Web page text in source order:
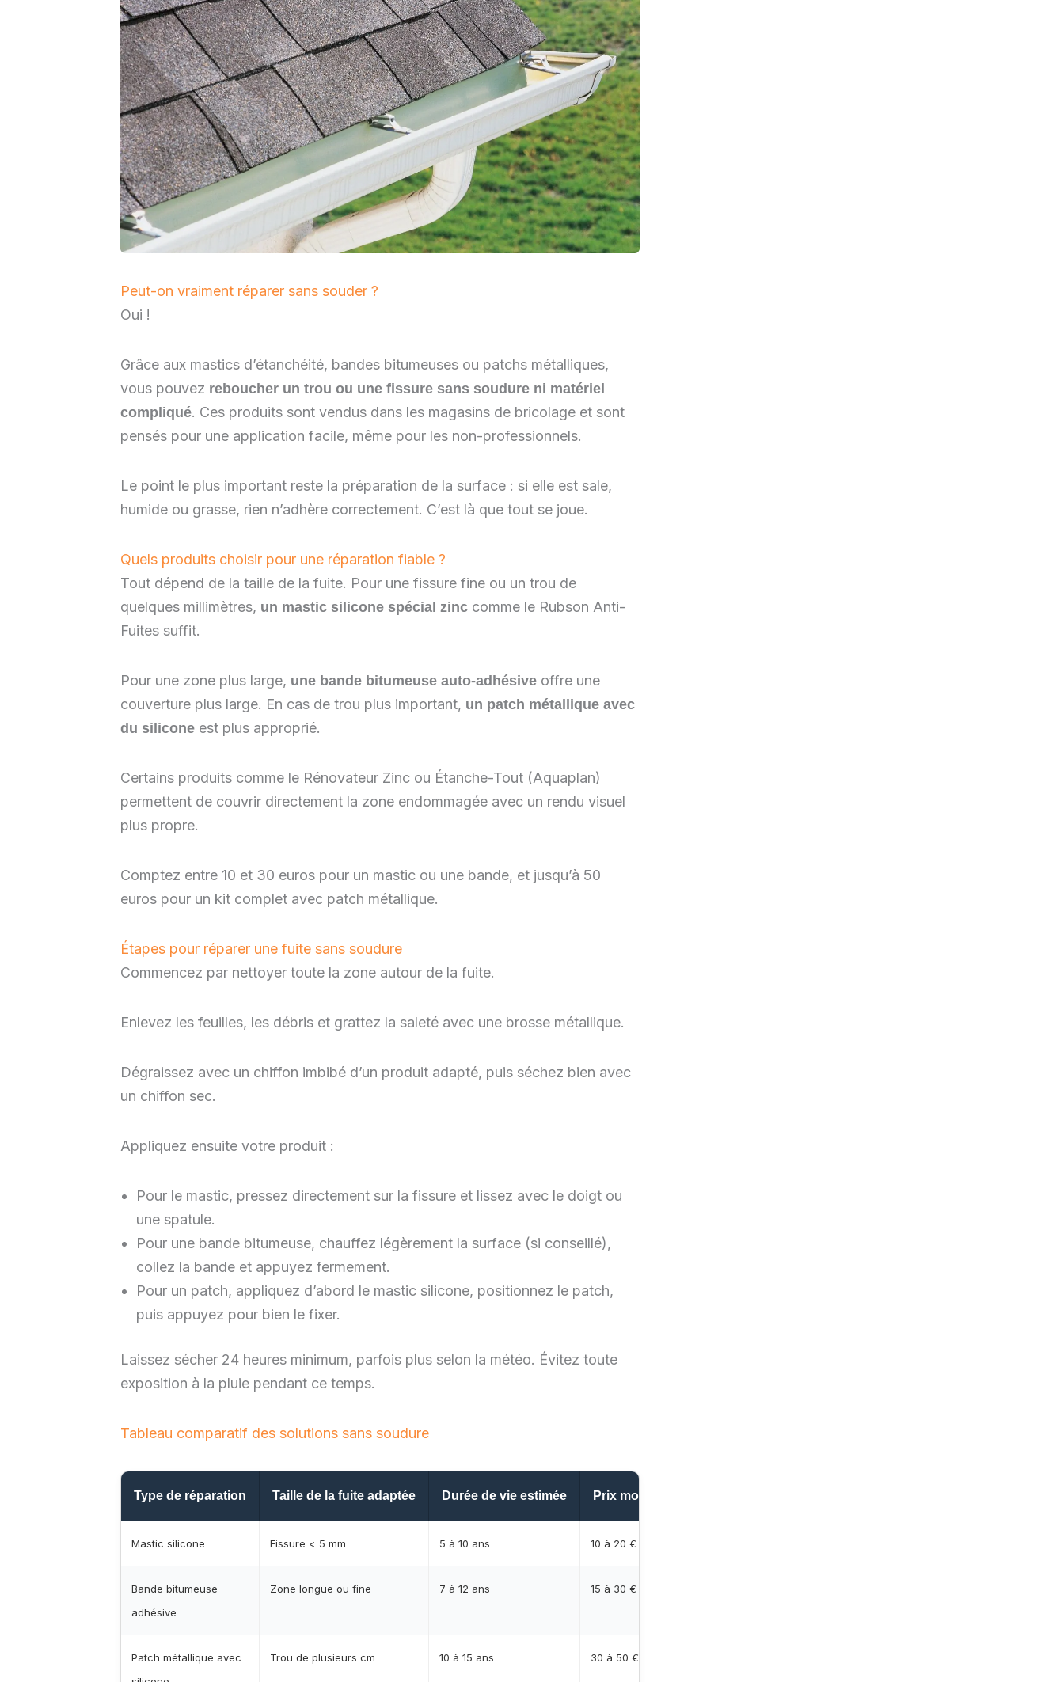
Peut-on vraiment réparer sans souder ?
Oui !
Grâce aux mastics d’étanchéité, bandes bitumeuses ou patchs métalliques,
vous pouvez reboucher un trou ou une fissure sans soudure ni matériel
compliqué. Ces produits sont vendus dans les magasins de bricolage et sont
pensés pour une application facile, même pour les non-professionnels.
Le point le plus important reste la préparation de la surface : si elle est sale,
humide ou grasse, rien n’adhère correctement. C’est là que tout se joue.
Quels produits choisir pour une réparation fiable ?
Tout dépend de la taille de la fuite. Pour une fissure fine ou un trou de
quelques millimètres, un mastic silicone spécial zinc comme le Rubson Anti-
Fuites suffit.
Pour une zone plus large, une bande bitumeuse auto-adhésive offre une
couverture plus large. En cas de trou plus important, un patch métallique avec
du silicone est plus approprié.
Certains produits comme le Rénovateur Zinc ou Étanche-Tout (Aquaplan)
permettent de couvrir directement la zone endommagée avec un rendu visuel
plus propre.
Comptez entre 10 et 30 euros pour un mastic ou une bande, et jusqu’à 50
euros pour un kit complet avec patch métallique.
Étapes pour réparer une fuite sans soudure
Commencez par nettoyer toute la zone autour de la fuite.
Enlevez les feuilles, les débris et grattez la saleté avec une brosse métallique.
Dégraissez avec un chiffon imbibé d’un produit adapté, puis séchez bien avec
un chiffon sec.
Appliquez ensuite votre produit :
Pour le mastic, pressez directement sur la fissure et lissez avec le doigt ou
une spatule.
Pour une bande bitumeuse, chauffez légèrement la surface (si conseillé),
collez la bande et appuyez fermement.
Pour un patch, appliquez d’abord le mastic silicone, positionnez le patch,
puis appuyez pour bien le fixer.
Laissez sécher 24 heures minimum, parfois plus selon la météo. Évitez toute
exposition à la pluie pendant ce temps.
Tableau comparatif des solutions sans soudure
Type de réparation Taille de la fuite adaptée Durée de vie estimée Prix moyen en euros
Mastic silicone Fissure < 5 mm 5 à 10 ans 10 à 20 €
Bande bitumeuse
adhésive
Zone longue ou fine 7 à 12 ans 15 à 30 €
Patch métallique avec
Trou de plusieurs cm 10 à 15 ans 30 à 50 €